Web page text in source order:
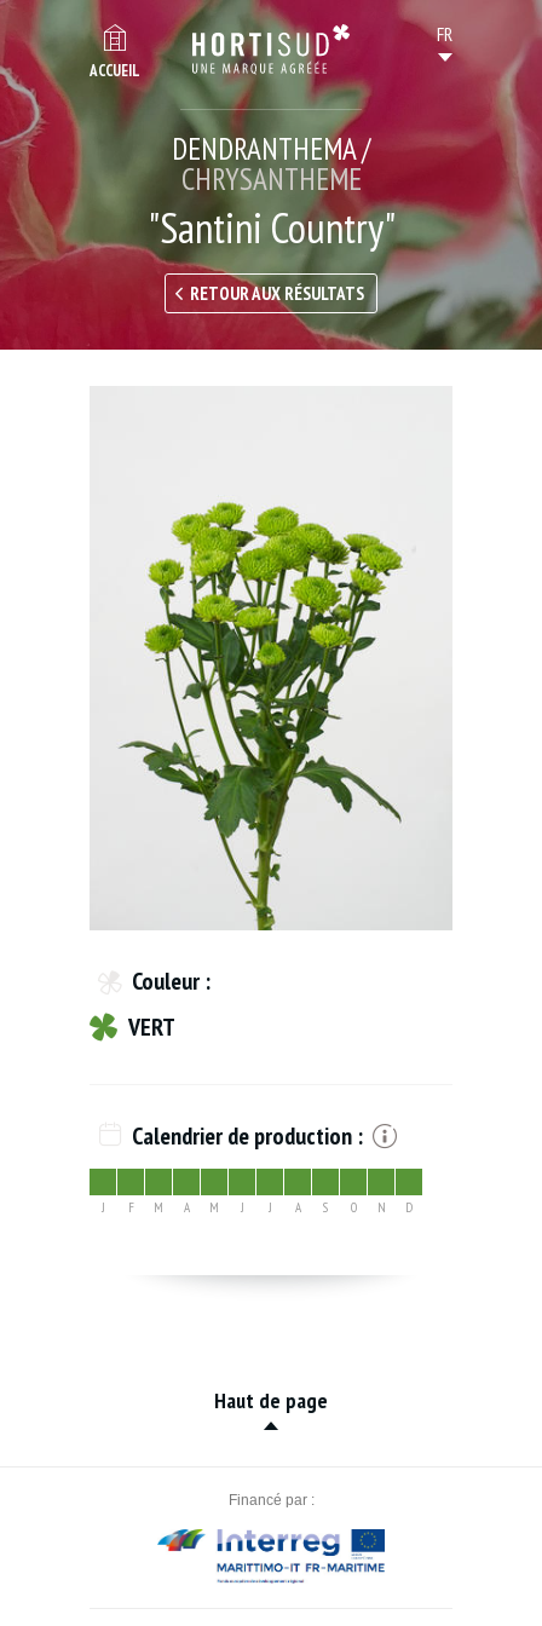
ACCUEIL
DENDRANTHEMA /
CHRYSANTHEME
"Santini Country"
RETOUR AUX RÉSULTATS
Couleur :
VERT
Calendrier de production :
J F M A M J J A S O N D
Haut de page
Financé par :